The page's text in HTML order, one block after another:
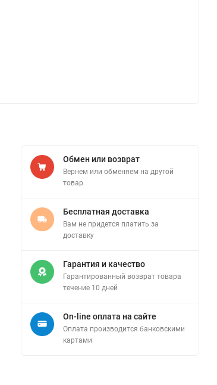
Обмен или возврат
Вернем или обменяем на другой
товар
Бесплатная доставка
Вам не придется платить за
доставку
Гарантия и качество
Гарантированный возврат товара
течение 10 дней
On-line оплата на сайте
Оплата производится банковскими
картами